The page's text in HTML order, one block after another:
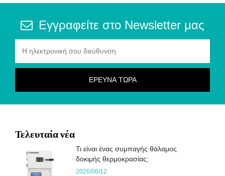
Εγγραφείτε στο Newsletter μας
Τελευταία νέα
Τι είναι ένας συμπαγής θάλαμος
δοκιμής θερμοκρασίας;
2026/06/12